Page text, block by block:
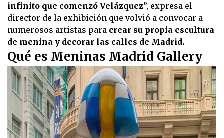
infinito que comenzó Velázquez”, expresa el
director de la exhibición que volvió a convocar a
numerosos artistas para crear su propia escultura
de menina y decorar las calles de Madrid.
Qué es Meninas Madrid Gallery